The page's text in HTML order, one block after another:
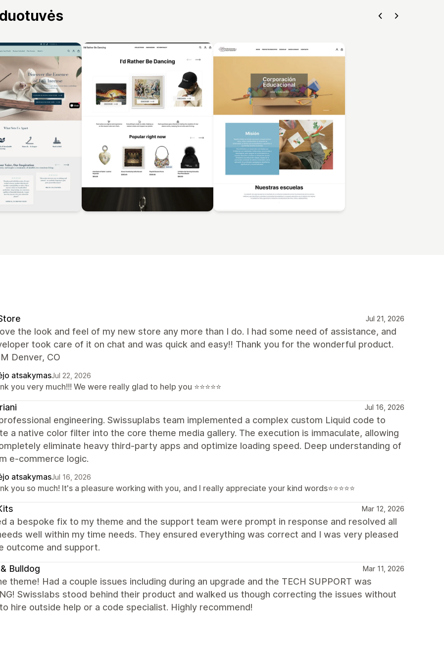
Jul 21, 2026
the look and feel of my new store any more than I do. I had some need of assistance, and
took care of it on chat and was quick and easy!! Thank you for the wonderful product.
Denver, CO
atsakymasJul 22, 2026
you very much!!! We were really glad to help you ⭐⭐⭐⭐⭐
Jul 16, 2026
engineering. Swissuplabs team implemented a complex custom Liquid code to
a native color filter into the core theme media gallery. The execution is immaculate, allowing
eliminate heavy third-party apps and optimize loading speed. Deep understanding of
e-commerce logic.
atsakymasJul 16, 2026
you so much! It's a pleasure working with you, and I really appreciate your kind words⭐⭐⭐⭐⭐
Mar 12, 2026
a bespoke fix to my theme and the support team were prompt in response and resolved all
well within my time needs. They ensured everything was correct and I was very pleased
outcome and support.
Bulldog Mar 11, 2026
theme! Had a couple issues including during an upgrade and the TECH SUPPORT was
Swisslabs stood behind their product and walked us though correcting the issues without
hire outside help or a code specialist. Highly recommend!